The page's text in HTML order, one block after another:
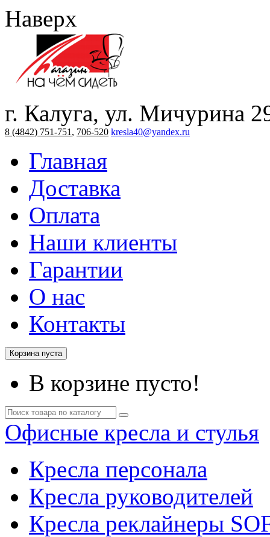
Наверх
г. Калуга, ул. Мичурина
8 (4842) 751-751 , 706-520 kresla40@yandex.ru
Главная
Доставка
Оплата
Наши клиенты
Гарантии
О нас
Контакты
Корзина пуста
В корзине пусто!
Офисные кресла и стулья
Кресла персонала
Кресла руководителей
Кресла реклайнеры